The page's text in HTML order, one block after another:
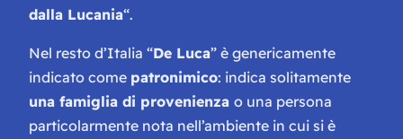
dalla Lucania“.
Nel resto d’Italia “De Luca” è genericamente
indicato come patronimico: indica solitamente
una famiglia di provenienza o una persona
particolarmente nota nell’ambiente in cui si è